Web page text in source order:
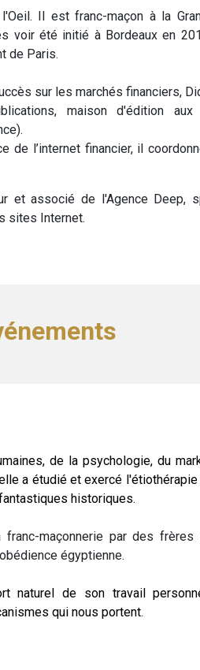
Il est franc-maçon à la
voir été initié à Bordeaux en
de Paris.
sur les marchés financiers,
maison d'édition aux
de l’internet financier, il
et associé de l'Agence Deep,
sites Internet.
de la psychologie, du
a étudié et exercé l'étiothérapie
historiques.
maçonnerie par des frères
égyptienne.
naturel de son travail
qui nous portent.